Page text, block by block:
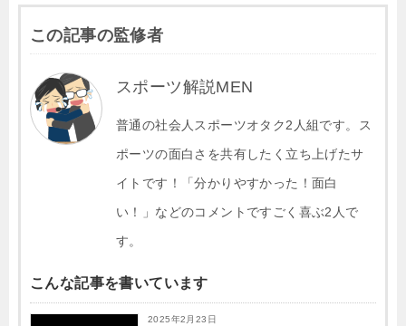
c
e
b
o
o
tt
er
e
n
a
c
k
et
e p
y
Li
k
この記事の監修者
スポーツ解説MEN
普通の社会人スポーツオタク2人組です。ス
ポーツの面白さを共有したく立ち上げたサ
イトです！「分かりやすかった！面白
い！」などのコメントですごく喜ぶ2人で
す。
こんな記事を書いています
2025年2月23日